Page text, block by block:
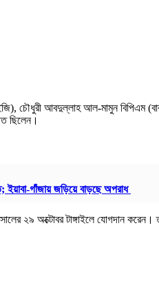
চৌধুরী আবদুল্লাহ আল-মামুন বিপিএম
ছিলেন।
ইয়াবা-গাঁজায় জড়িয়ে বাড়ছে অপরাধ
২৯ অক্টোবর টাঙ্গাইলে যোগদান করেন।